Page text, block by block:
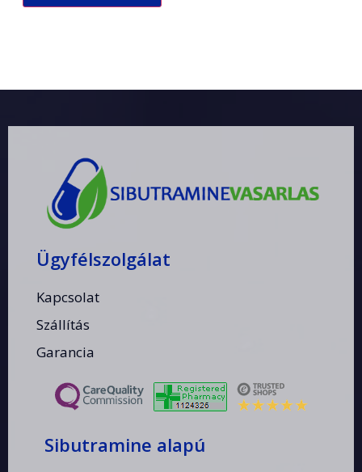
Ügyfélszolgálat
Kapcsolat
Szállítás
Garancia
Sibutramine alapú